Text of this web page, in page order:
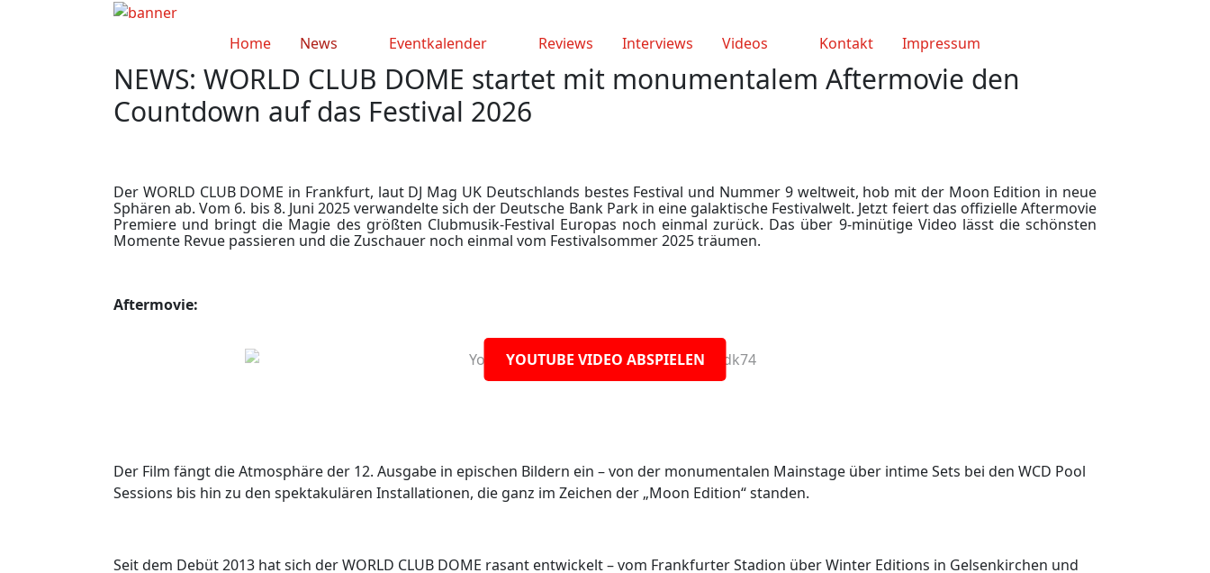
Home News Eventkalender Reviews Interviews Videos Kontakt Impressum
NEWS: WORLD CLUB DOME startet mit monumentalem Aftermovie den
Countdown auf das Festival 2026
Der WORLD CLUB DOME in Frankfurt, laut DJ Mag UK Deutschlands bestes Festival und Nummer 9 weltweit, hob mit der Moon Edition in neue
Sphären ab. Vom 6. bis 8. Juni 2025 verwandelte sich der Deutsche Bank Park in eine galaktische Festivalwelt. Jetzt feiert das offizielle Aftermovie
Premiere und bringt die Magie des größten Clubmusik-Festival Europas noch einmal zurück. Das über 9-minütige Video lässt die schönsten
Momente Revue passieren und die Zuschauer noch einmal vom Festivalsommer 2025 träumen.
Aftermovie:
YOUTUBE VIDEO ABSPIELEN
Der Film fängt die Atmosphäre der 12. Ausgabe in epischen Bildern ein – von der monumentalen Mainstage über intime Sets bei den WCD Pool
Sessions bis hin zu den spektakulären Installationen, die ganz im Zeichen der „Moon Edition“ standen.
Seit dem Debüt 2013 hat sich der WORLD CLUB DOME rasant entwickelt – vom Frankfurter Stadion über Winter Editions in Gelsenkirchen und